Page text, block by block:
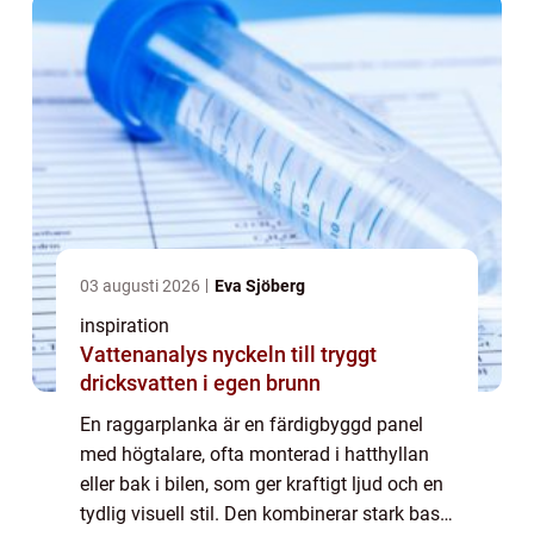
03 augusti 2026 Eva Sjöberg
inspiration
Vattenanalys nyckeln till tryggt
dricksvatten i egen brunn
En raggarplanka är en färdigbyggd panel
med högtalare, ofta monterad i hatthyllan
eller bak i bilen, som ger kraftigt ljud och en
tydlig visuell stil. Den kombinerar stark bas,